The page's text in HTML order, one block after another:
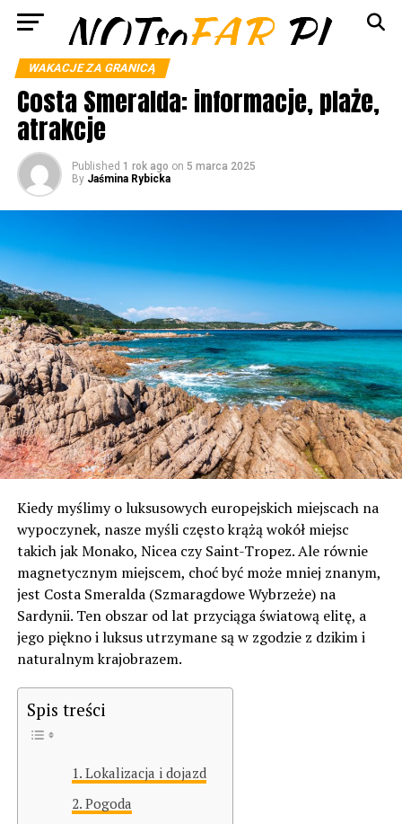
WAKACJE ZA GRANICĄ
Costa Smeralda: informacje, plaże,
atrakcje
Published 1 rok ago on 5 marca 2025
By Jaśmina Rybicka
Kiedy myślimy o luksusowych europejskich miejscach na
wypoczynek, nasze myśli często krążą wokół miejsc
takich jak Monako, Nicea czy Saint-Tropez. Ale równie
magnetycznym miejscem, choć być może mniej znanym,
jest Costa Smeralda (Szmaragdowe Wybrzeże) na
Sardynii. Ten obszar od lat przyciąga światową elitę, a
jego piękno i luksus utrzymane są w zgodzie z dzikim i
naturalnym krajobrazem.
Spis treści
Lokalizacja i dojazd
Pogoda